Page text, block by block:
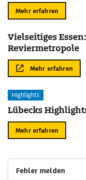
Mehr erfahren
Vielseitiges
Reviermetropole
Mehr erfahren
Highlights
Lübecks
Mehr erfahren
Fehler melden